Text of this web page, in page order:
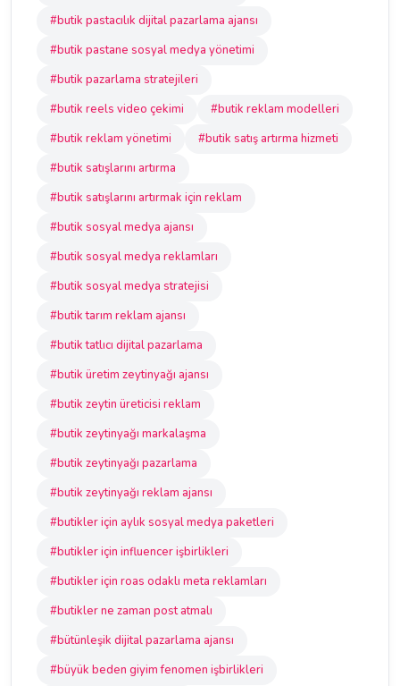
#butik pastacılık dijital pazarlama ajansı
#butik pastane sosyal medya yönetimi
#butik pazarlama stratejileri
#butik reels video çekimi
#butik reklam modelleri
#butik reklam yönetimi
#butik satış artırma hizmeti
#butik satışlarını artırma
#butik satışlarını artırmak için reklam
#butik sosyal medya ajansı
#butik sosyal medya reklamları
#butik sosyal medya stratejisi
#butik tarım reklam ajansı
#butik tatlıcı dijital pazarlama
#butik üretim zeytinyağı ajansı
#butik zeytin üreticisi reklam
#butik zeytinyağı markalaşma
#butik zeytinyağı pazarlama
#butik zeytinyağı reklam ajansı
#butikler için aylık sosyal medya paketleri
#butikler için influencer işbirlikleri
#butikler için roas odaklı meta reklamları
#butikler ne zaman post atmalı
#bütünleşik dijital pazarlama ajansı
#büyük beden giyim fenomen işbirlikleri